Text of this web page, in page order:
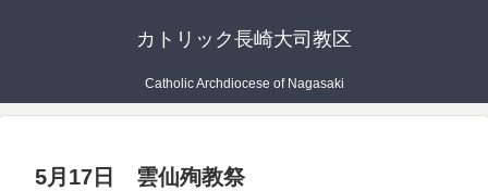
カトリック長崎大司教区
Catholic Archdiocese of Nagasaki
5月17日 雲仙殉教祭